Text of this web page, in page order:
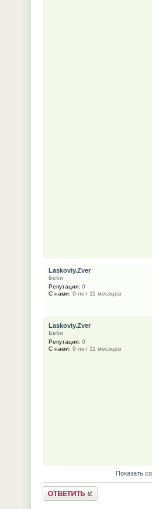
Laskoviy.Zver
Беби
Репутация: 0
С нами: 9 лет 11 месяцев
Laskoviy.Zver
Беби
Репутация: 0
С нами: 9 лет 11 месяцев
Показать
Ответить